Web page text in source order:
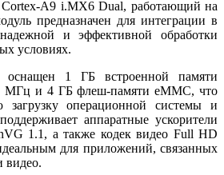
A9 i.MX6 Dual, работающий на
предназначен для интеграции в
и эффективной обработки
условиях.
оснащен 1 ГБ встроенной памяти
МГц и 4 ГБ флеш-памяти eMMC, что
загрузку операционной системы и
аппаратные ускорители
1.1, а также кодек видео Full HD
для приложений, связанных
видео.